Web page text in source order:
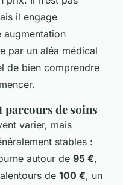
il engage
par un aléa médical
de bien comprendre
de soins
varier, mais
stables :
autour de 95 €,
de 100 €, un